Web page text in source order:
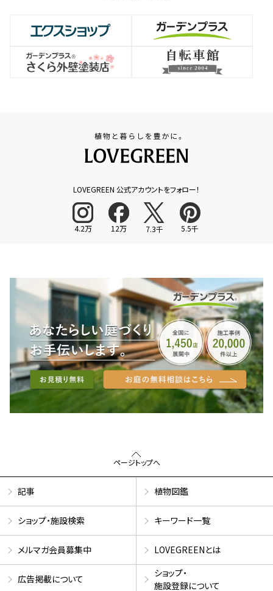
LOVEGREEN 公式アカウントをフォロー！
4.2万 12万 7.3千 5.5千
ページトップへ
記事 植物図鑑
ショップ・施設検索 キーワード一覧
メルマガ会員募集中 LOVEGREENとは
広告掲載について
ショップ・
施設登録について